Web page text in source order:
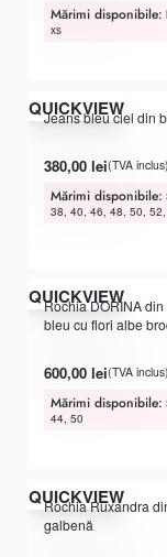
Mărimi disponibile:
xs
QUICKVIEW
Jeans bleu ciel din
Evaluat la5.00din 5
380,00 lei(TVA inclus)
Mărimi disponibile:
38, 40, 46, 48, 50,
QUICKVIEW
Rochia DORINA din
bleu cu flori albe
Evaluat la5.00din 5
600,00 lei(TVA inclus)
Mărimi disponibile:
44, 50
QUICKVIEW
Rochia Ruxandra
galbenă